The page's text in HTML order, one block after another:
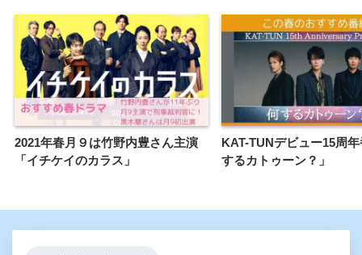
2021年春月９は竹野内豊さん主演
「イチケイのカラス」
KAT-TUNデビュー15周
するカトゥーン？」